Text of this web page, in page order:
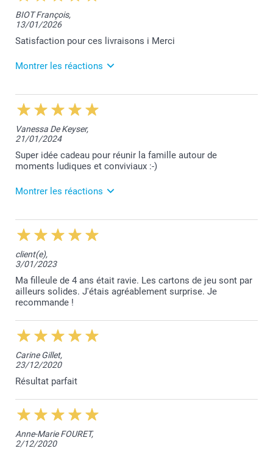
BIOT François,
13/01/2026
Satisfaction pour ces livraisons i Merci
Montrer les réactions
5/03/2026
13:28
Merci pour votre excellent commentaire François.
Votre satisfaction est notre plus belle récompense.
Nous restons à votre entière disposition.
Laila@Smartphoto
Vanessa De Keyser,
21/01/2024
Super idée cadeau pour réunir la famille autour de
moments ludiques et conviviaux :-)
Montrer les réactions
22/01/2024
15:05
Je vous remercie pour vos 5 étoiles!
Belle après-midi!
Lucie@smartphoto
client(e),
3/01/2023
Ma filleule de 4 ans était ravie. Les cartons de jeu sont par
ailleurs solides. J'étais agréablement surprise. Je
recommande !
Carine Gillet,
23/12/2020
Résultat parfait
Anne-Marie FOURET,
2/12/2020